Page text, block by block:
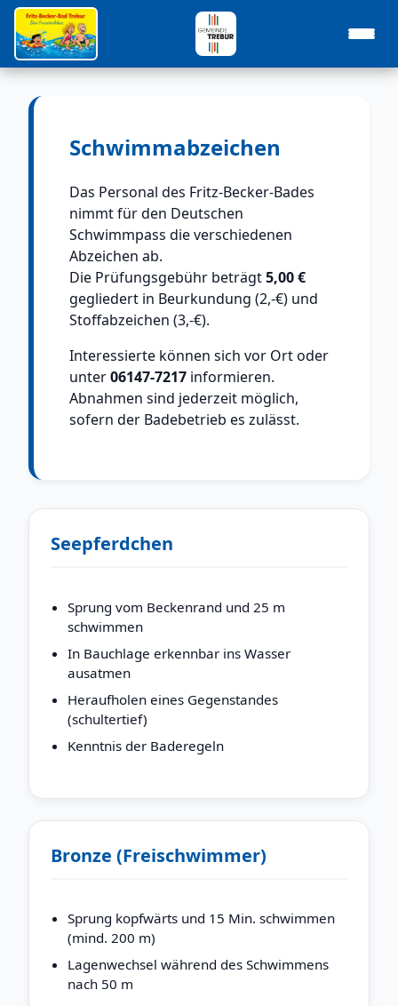
Schwimmabzeichen
Das Personal des Fritz-Becker-Bades
nimmt für den Deutschen
Schwimmpass die verschiedenen
Abzeichen ab.
Die Prüfungsgebühr beträgt5,00 €
gegliedert in Beurkundung (2,-€) und
Stoffabzeichen (3,-€).
Interessierte können sich vor Ort oder
unter06147-7217 informieren.
Abnahmen sind jederzeit möglich,
sofern der Badebetrieb es zulässt.
Seepferdchen
Sprung vom Beckenrand und 25 m
schwimmen
In Bauchlage erkennbar ins Wasser
ausatmen
Heraufholen eines Gegenstandes
(schultertief)
Kenntnis der Baderegeln
Bronze (Freischwimmer)
Sprung kopfwärts und 15 Min. schwimmen
(mind. 200 m)
Lagenwechsel während des Schwimmens
nach 50 m